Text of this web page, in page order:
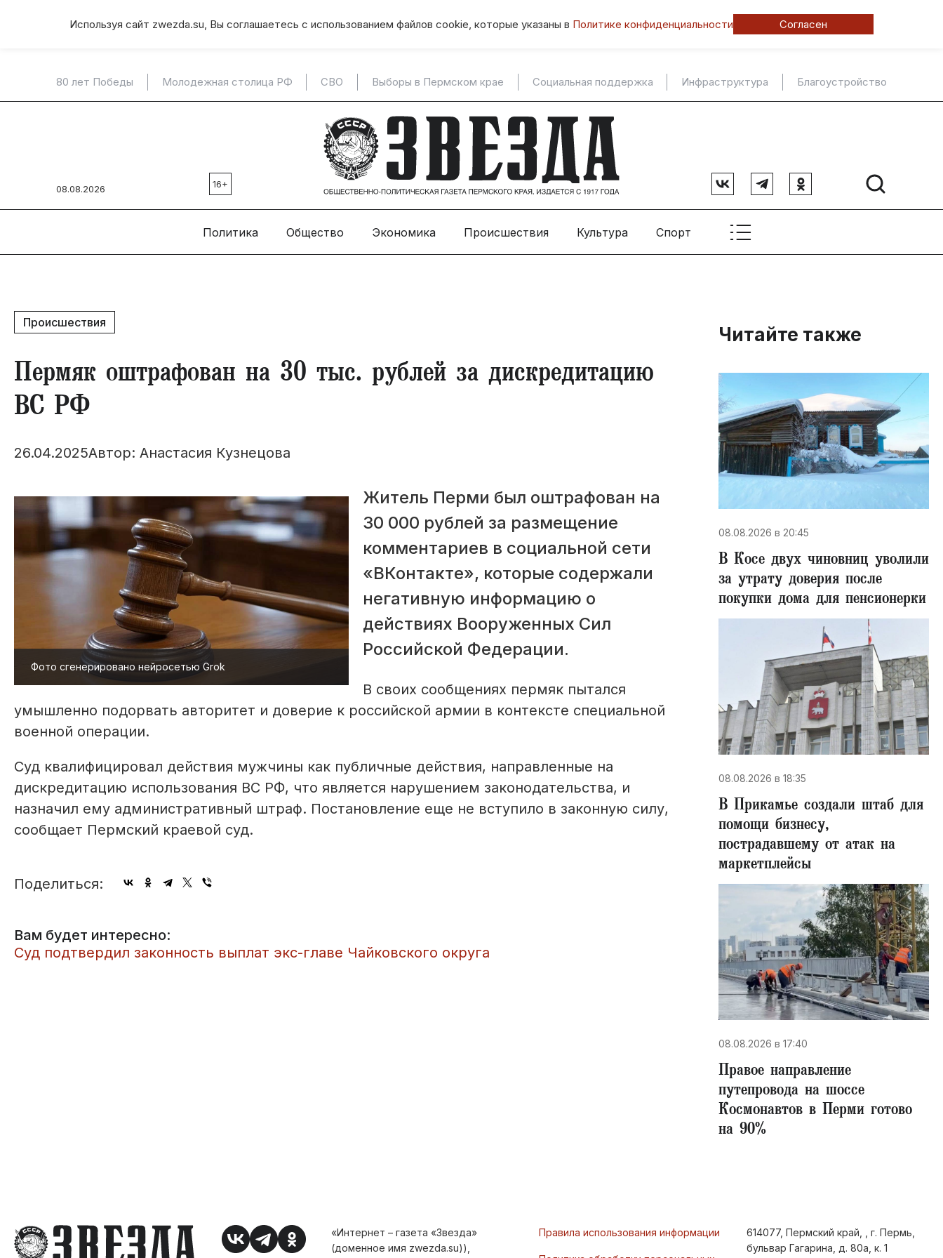
Используя сайт zwezda.su, Вы соглашаетесь с использованием файлов cookie, которые указаны в Политике конфиденциальности Согласен
80 лет Победы Молодежная столица РФ СВО Выборы в Пермском крае Социальная поддержка Инфраструктура Благоустройство
08.08.2026 16+
Политика Общество Экономика Происшествия Культура Спорт
Происшествия
Пермяк оштрафован на 30 тыс. рублей за дискредитацию
ВС РФ
26.04.2025Автор: Анастасия Кузнецова
Фото сгенерировано нейросетью Grok
Житель Перми был оштрафован на
30 000 рублей за размещение
комментариев в социальной сети
«ВКонтакте», которые содержали
негативную информацию о
действиях Вооруженных Сил
Российской Федерации.
В своих сообщениях пермяк пытался
умышленно подорвать авторитет и доверие к российской армии в контексте специальной
военной операции.
Суд квалифицировал действия мужчины как публичные действия, направленные на
дискредитацию использования ВС РФ, что является нарушением законодательства, и
назначил ему административный штраф. Постановление еще не вступило в законную силу,
сообщает Пермский краевой суд.
Поделиться:
Вам будет интересно:
​Суд подтвердил законность выплат экс-главе Чайковского округа
Читайте также
08.08.2026 в 20:45
В Косе двух чиновниц уволили
за утрату доверия после
покупки дома для пенсионерки
08.08.2026 в 18:35
В Прикамье создали штаб для
помощи бизнесу,
пострадавшему от атак на
маркетплейсы
08.08.2026 в 17:40
Правое направление
путепровода на шоссе
Космонавтов в Перми готово
на 90%
«Интернет – газета «Звезда»
(доменное имя zwezda.su)),
Правила использования информации
614077, Пермский край, , г. Пермь,
бульвар Гагарина, д. 80а, к. 1